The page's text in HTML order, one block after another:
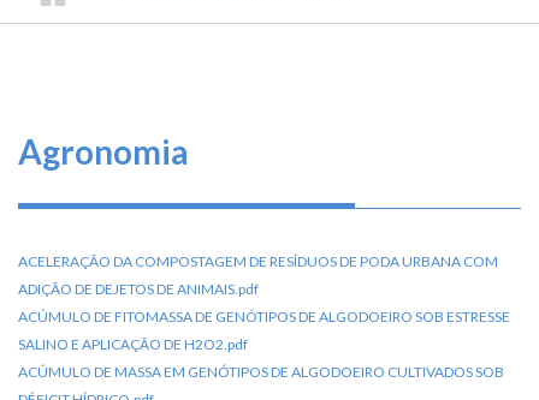
O
Fale
Conosco
Transparência
TRILHA
CONSELHO
FEDERAL
Agronomia
ACELERAÇÃO DA COMPOSTAGEM DE RESÍDUOS DE PODA URBANA COM
ADIÇÃO DE DEJETOS DE ANIMAIS.pdf
ACÚMULO DE FITOMASSA DE GENÓTIPOS DE ALGODOEIRO SOB ESTRESSE
SALINO E APLICAÇÃO DE H2O2.pdf
ACÚMULO DE MASSA EM GENÓTIPOS DE ALGODOEIRO CULTIVADOS SOB